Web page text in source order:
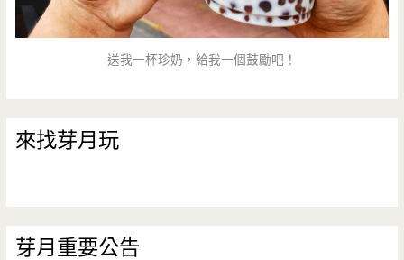
送我一杯珍奶，給我一個鼓勵吧！
來找芽月玩
芽月重要公告